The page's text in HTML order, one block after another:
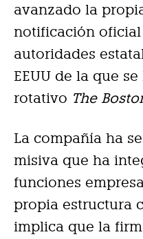
avanzado la
notificación
autoridades
EEUU de la que
rotativo The
La compañía ha
misiva que ha
funciones
propia estructura
implica que la